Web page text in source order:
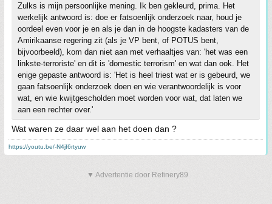
Zulks is mijn persoonlijke mening. Ik ben gekleurd, prima. Het
werkelijk antwoord is: doe er fatsoenlijk onderzoek naar, houd je
oordeel even voor je en als je dan in de hoogste kadasters van de
Amirikaanse regering zit (als je VP bent, of POTUS bent,
bijvoorbeeld), kom dan niet aan met verhaaltjes van: 'het was een
linkste-terroriste' en dit is 'domestic terrorism' en wat dan ook. Het
enige gepaste antwoord is: 'Het is heel triest wat er is gebeurd, we
gaan fatsoenlijk onderzoek doen en wie verantwoordelijk is voor
wat, en wie kwijtgescholden moet worden voor wat, dat laten we
aan een rechter over.'
Wat waren ze daar wel aan het doen dan ?
https://youtu.be/-N4jf6rtyuw
▼ Advertentie door Refinery89